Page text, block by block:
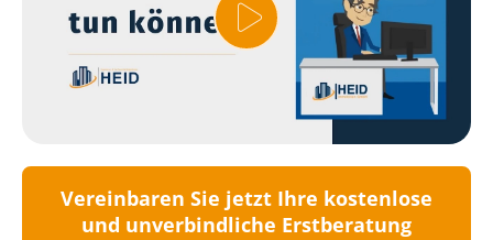
Vereinbaren Sie jetzt Ihre kostenlose
und unverbindliche Erstberatung